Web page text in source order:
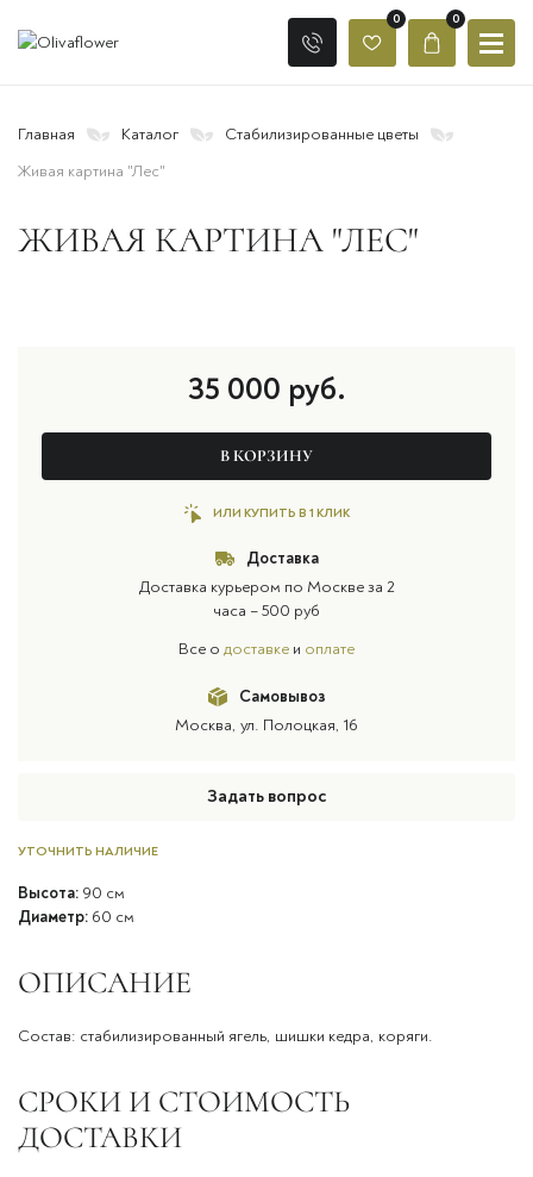
0 0
Главная Каталог
Стабилизированные цветы
Живая картина "Лес"
ЖИВАЯ КАРТИНА "ЛЕС"
35 000 руб.
В КОРЗИНУ
ИЛИ КУПИТЬ В 1 КЛИК
Доставка
Доставка курьером по Москве за 2
часа – 500 руб
Все о доставке и оплате
Самовывоз
Москва, ул. Полоцкая, 16
УТОЧНИТЬ НАЛИЧИЕ
Высота: 90 см
Диаметр: 60 см
Задать вопрос
ОПИСАНИЕ
Состав: стабилизированный ягель, шишки кедра, коряги.
СРОКИ И СТОИМОСТЬ
ДОСТАВКИ